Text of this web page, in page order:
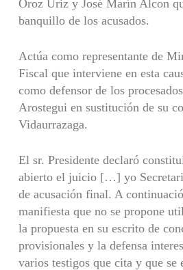
Oroz Uriz y José Marín Alcon
banquillo de los acusados.
Actúa como representante de
Fiscal que interviene en esta
como defensor de los
Arostegui en sustitución de su
Vidaurrazaga.
El sr. Presidente declaró
abierto el juicio […] yo
de acusación final. A
manifiesta que no se propone
la propuesta en su escrito de
provisionales y la defensa
varios testigos que cita y que se